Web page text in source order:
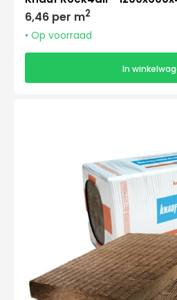
Normale
prijs
6,46 per m2
• Op voorraad
In
1200x600x50mm